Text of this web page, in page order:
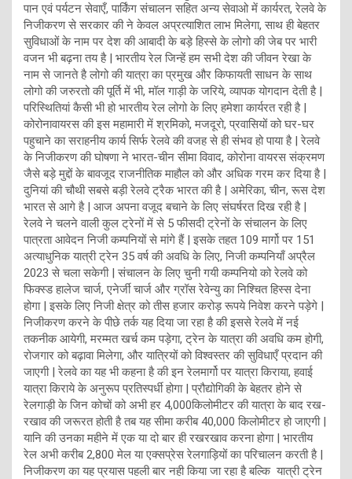
पान एवं पर्यटन सेवाएँ, पार्किंग संचालन सहित अन्य सेवाओ में कार्यरत, रेलवे के
निजीकरण से सरकार की ने केवल अप्रत्याशित लाभ मिलेगा, साथ ही बेहतर
सुविधाओं के नाम पर देश की आबादी के बड़े हिस्से के लोगो की जेब पर भारी
वजन भी बढ़ना तय है | भारतीय रेल जिन्हें हम सभी देश की जीवन रेखा के
नाम से जानते है लोगो की यात्रा का प्रमुख और किफायती साधन के साथ
लोगो की जरुरतो की पूर्ति में भी, मॉल गाड़ी के जरिये, व्यापक योगदान देती है |
परिस्थितियां कैसी भी हो भारतीय रेल लोगो के लिए हमेशा कार्यरत रही है |
कोरोनावायरस की इस महामारी में श्रमिको, मजदूरो, प्रवासियों को घर-घर
पहुचाने का सराहनीय कार्य सिर्फ रेलवे की वजह से ही संभव हो पाया है | रेलवे
के निजीकरण की घोषणा ने भारत-चीन सीमा विवाद, कोरोना वायरस संक्रमण
जैसे बड़े मुद्दों के बावजूद राजनीतिक माहौल को और अधिक गरम कर दिया है |
दुनियां की चौथी सबसे बड़ी रेलवे ट्रैक भारत की है | अमेरिका, चीन, रूस देश
भारत से आगे है | आज अपना वजूद बचाने के लिए संघर्षरत दिख रही है |
रेलवे ने चलने वाली कुल ट्रेनों में से 5 फीसदी ट्रेनों के संचालन के लिए
पात्रता आवेदन निजी कम्पनियों से मांगे हैं | इसके तहत 109 मार्गो पर 151
अत्याधुनिक यात्री ट्रेन 35 वर्ष की अवधि के लिए, निजी कम्पनियाँ अप्रैल
2023 से चला सकेगी | संचालन के लिए चुनी गयी कम्पनियो को रेलवे को
फिक्स्ड हालेज चार्ज, एनेर्जी चार्ज और ग्रॉस रेवेन्यु का निश्चित हिस्स देना
होगा | इसके लिए निजी क्षेत्र को तीस हजार करोड़ रूपये निवेश करने पड़ेगे |
निजीकरण करने के पीछे तर्क यह दिया जा रहा है की इससे रेलवे में नई
तकनीक आयेगी, मरम्मत खर्च कम पड़ेगा, ट्रेन के यात्रा की अवधि कम होगी,
रोजगार को बढ़ावा मिलेगा, और यात्रियों को विश्वस्तर की सुविधाएँ प्रदान की
जाएगी | रेलवे का यह भी कहना है की इन रेलमार्गो पर यात्रा किराया, हवाई
यात्रा किराये के अनुरूप प्रतिस्पर्धी होगा | प्रौद्योगिकी के बेहतर होने से
रेलगाड़ी के जिन कोचों को अभी हर 4,000किलोमीटर की यात्रा के बाद रख-
रखाव की जरूरत होती है तब यह सीमा करीब 40,000 किलोमीटर हो जाएगी |
यानि की उनका महीने में एक या दो बार ही रखरखाव करना होगा | भारतीय
रेल अभी करीब 2,800 मेल या एक्सप्रेस रेलगाड़ियों का परिचालन करती है |
निजीकरण का यह प्रयास पहली बार नही किया जा रहा है बल्कि यात्री ट्रेन